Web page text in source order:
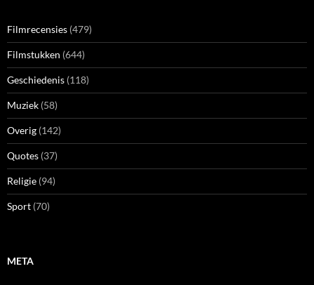
Filmrecensies (479)
Filmstukken (644)
Geschiedenis (118)
Muziek (58)
Overig (142)
Quotes (37)
Religie (94)
Sport (70)
META